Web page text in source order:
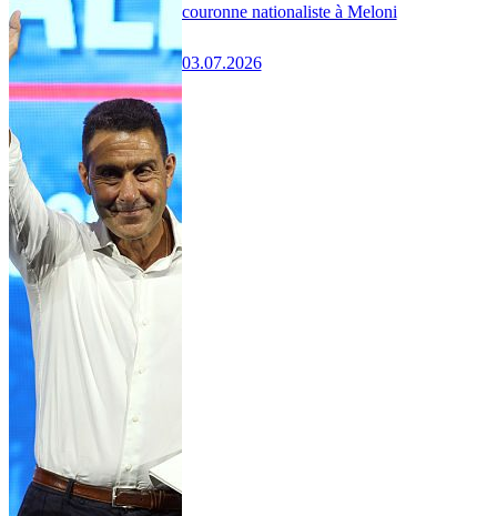
couronne nationaliste à Meloni
03.07.2026